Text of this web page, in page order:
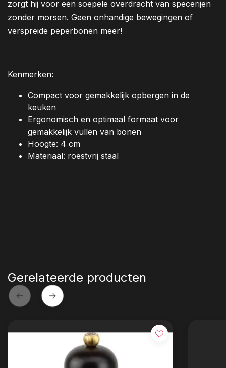
zorgt hij voor een soepele overdracht van specerijen
zonder morsen. Geen onhandige bewegingen of
verspreide peperbonen meer!
Kenmerken:
Compact voor gemakkelijk opbergen in de
keuken
Ergonomisch en optimaal formaat voor
gemakkelijk vullen van bonen
Hoogte: 4 cm
Materiaal: roestvrij staal
Gerelateerde producten